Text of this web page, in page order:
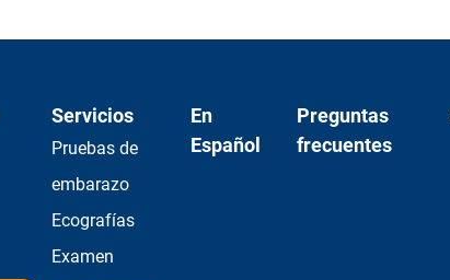
Servicios
Pruebas de
embarazo
Ecografías
Examen
En
Español
Preguntas
frecuentes